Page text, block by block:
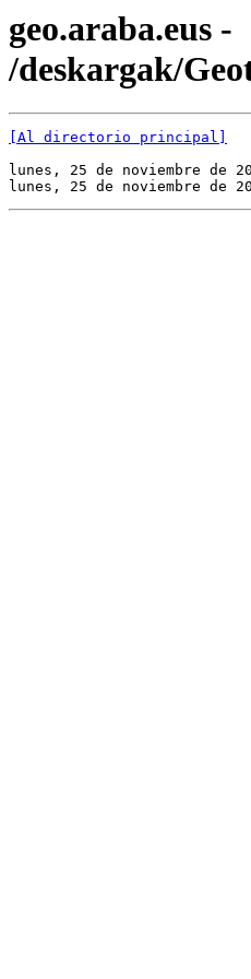
geo.araba.eus -
/deskargak/
[Al directorio principal]
lunes, 25 de noviembre
lunes, 25 de noviembre